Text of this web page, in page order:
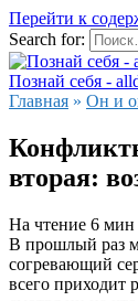
Перейти к
Search for:
Познай себя -
Главная » Он и
вторая:
На чтение 6 мин
В прошлый раз
согревающий
всего приходит